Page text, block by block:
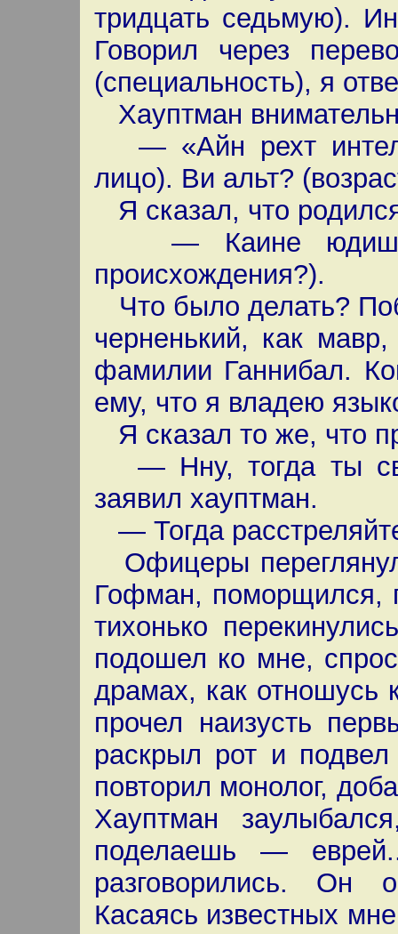
тридцать седьмую).
Говорил через
(специальность), я
Хауптман
— «Айн рехт
лицо). Ви альт?
Я сказал, что
— Каине юдише
происхождения?).
Что было делать?
черненький, как
фамилии Ганнибал.
ему, что я владею
Я сказал то же, что
— Нну, тогда ты
заявил хауптман.
— Тогда
Офицеры
Гофман, поморщился,
тихонько
подошел ко мне,
драмах, как отношусь
прочел наизусть
раскрыл рот и
повторил монолог,
Хауптман
поделаешь —
разговорились. Он
Касаясь известных